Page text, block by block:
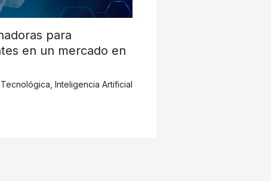
para
en un mercado en
Inteligencia Artificial